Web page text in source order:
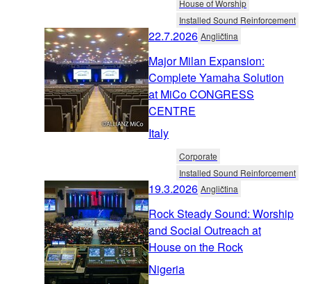
House of Worship
Installed Sound Reinforcement
22.7.2026 Angličtina
Major Milan Expansion:
Complete Yamaha Solution
at MiCo CONGRESS
CENTRE
Italy
Corporate
Installed Sound Reinforcement
19.3.2026 Angličtina
Rock Steady Sound: Worship
and Social Outreach at
House on the Rock
Nigeria